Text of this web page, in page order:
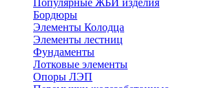
Популярные ЖБИ изделия
Бордюры
Элементы Колодца
Элементы лестниц
Фундаменты
Лотковые элементы
Опоры ЛЭП